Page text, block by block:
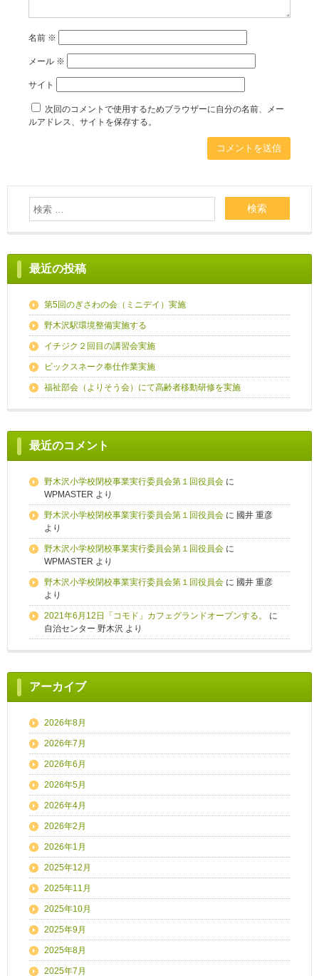
名前 ※
メール ※
サイト
次回のコメントで使用するためブラウザーに自分の名前、メー
ルアドレス、サイトを保存する。
最近の投稿
第5回のぎさわの会（ミニデイ）実施
野木沢駅環境整備実施する
イチジク２回目の講習会実施
ビックスネーク奉仕作業実施
福祉部会（よりそう会）にて高齢者移動研修を実施
最近のコメント
野木沢小学校閉校事業実行委員会第１回役員会 に
WPMASTER より
野木沢小学校閉校事業実行委員会第１回役員会 に 國井 重彦
より
野木沢小学校閉校事業実行委員会第１回役員会 に
WPMASTER より
野木沢小学校閉校事業実行委員会第１回役員会 に 國井 重彦
より
2021年6月12日「コモド」カフェグランドオープンする。
に
自治センター 野木沢 より
アーカイブ
2026年8月
2026年7月
2026年6月
2026年5月
2026年4月
2026年2月
2026年1月
2025年12月
2025年11月
2025年10月
2025年9月
2025年8月
2025年7月